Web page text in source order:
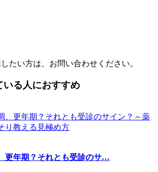
たい方は、お問い合わせください。
いる人におすすめ
更年期？それとも受診のサ…